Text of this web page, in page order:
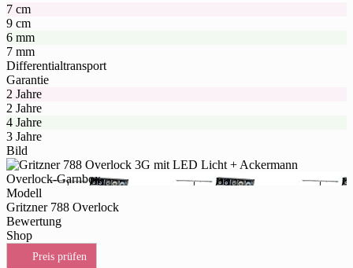
7 cm
9 cm
6 mm
7 mm
Differentialtransport
Garantie
2 Jahre
2 Jahre
4 Jahre
3 Jahre
Bild
Modell
Gritzner 788 Overlock
Bewertung
Shop
Preis prüfen